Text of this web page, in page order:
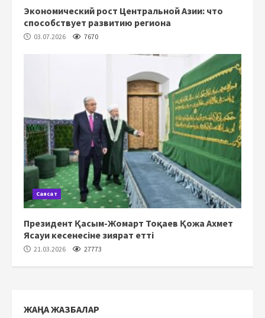
Экономический рост Центральной Азии: что
способствует развитию региона
03.07.2026 7670
Саясат
Президент Қасым-Жомарт Тоқаев Қожа Ахмет
Ясауи кесенесіне зиярат етті
21.03.2026 27773
ЖАҢА ЖАЗБАЛАР